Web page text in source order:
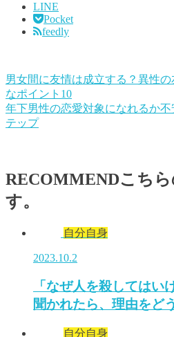
LINE
Pocket
feedly
男女間に友情は成立する？異性
なポイント10
年下男性の恋愛対象になれるか
テップ
RECOMMENDこち
す。
自分自身
2023.10.2
「なぜ人を殺してはい
聞かれたら、理由をど
自分自身